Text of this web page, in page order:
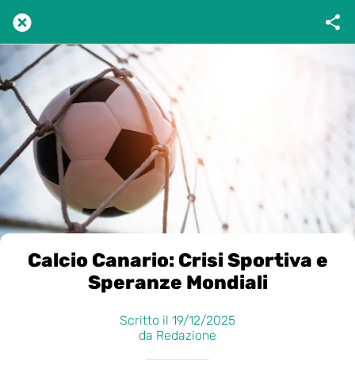
Calcio Canario: Crisi Sportiva e
Speranze Mondiali
Scritto il 19/12/2025
da Redazione